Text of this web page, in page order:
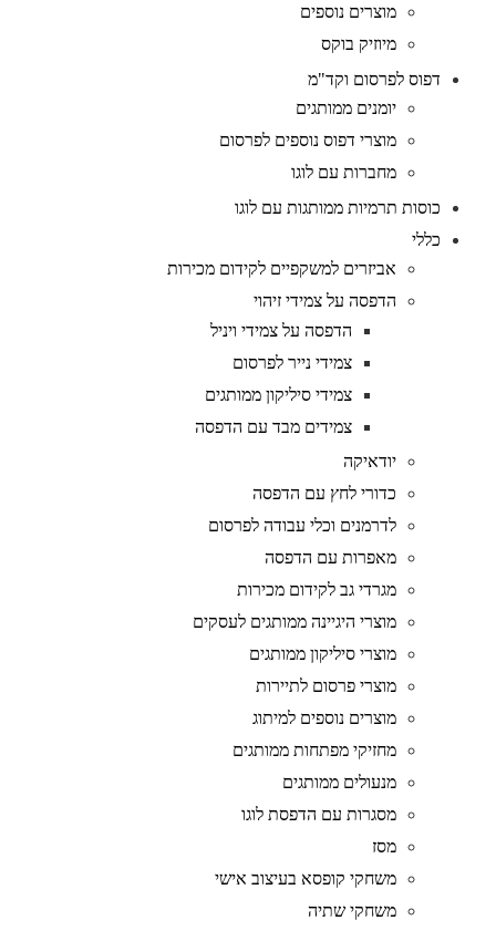
מוצרים נוספים
מיוזיק בוקס
דפוס לפרסום וקד"מ
יומנים ממותגים
מוצרי דפוס נוספים לפרסום
מחברות עם לוגו
כוסות תרמיות ממותגות עם לוגו
כללי
אביזרים למשקפיים לקידום מכירות
הדפסה על צמידי זיהוי
הדפסה על צמידי ויניל
צמידי נייר לפרסום
צמידי סיליקון ממותגים
צמידים מבד עם הדפסה
יודאיקה
כדורי לחץ עם הדפסה
לדרמנים וכלי עבודה לפרסום
מאפרות עם הדפסה
מגרדי גב לקידום מכירות
מוצרי היגיינה ממותגים לעסקים
מוצרי סיליקון ממותגים
מוצרי פרסום לתיירות
מוצרים נוספים למיתוג
מחזיקי מפתחות ממותגים
מנעולים ממותגים
מסגרות עם הדפסת לוגו
מסז
משחקי קופסא בעיצוב אישי
משחקי שתיה